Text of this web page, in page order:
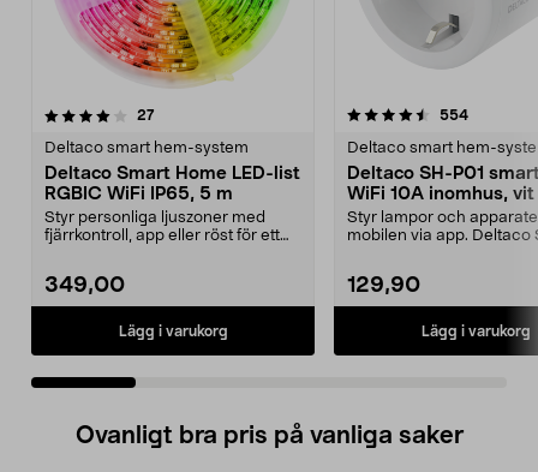
27recensioner
Deltaco smart hem-system
Deltaco Smart Home LED-list
RGBIC WiFi IP65, 5 m
Styr personliga ljuszoner med
fjärrkontroll, app eller röst för ett
349,00
Lägg i varukorg
4.5 av 5 stjärnor 554
Deltaco smart hem-
Deltaco SH-P01
WiFi 10A inomhus, vit
Styr lampor och
mobilen via app. Deltaco
129,90
Lägg i varukorg
4.5 av 5 stjärnor
Ovanligt bra pris på vanliga saker